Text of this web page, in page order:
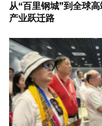
从“百里钢城”到全球
产业跃迁路